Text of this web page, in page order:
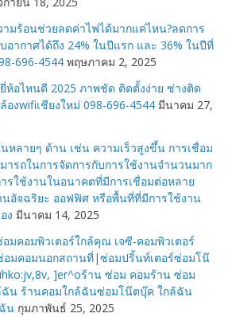
มร้อนช่วยลดค่าไฟได้มากแค่ไหน?ลดการ
อากาศได้ถึง 24% ในปีแรก และ 36% ในปีที่
696-4544 พฤษภาคม 2, 2025
ห้อไหนดี 2025 ภาพชัด ติดตั้งง่าย ช่างติด
งwifiเชียงใหม่ 098-696-4544 มีนาคม 27,
นหลายๆ ด้าน เช่น ความเร็วสูงขึ้น การเชื่อม
ารถในการจัดการกับการใช้งานจำนวนมาก
รใช้งานในอนาคตที่มีการเชื่อมต่อหลาย
อัจฉริยะ ออฟฟิศ หรือพื้นที่ที่มีการใช้งาน
ง มีนาคม 14, 2025
มคอมพิวเตอร์ใกล้คุณ เจซี-คอมพิวเตอร์
มคอมนอกสถานที่|ซ่อมปริ้นท์เตอร์ซ่อมโน๊
]er^oร้าน ซ่อม คอมร้าน ซ่อม
น ร้านคอมใกล้ฉันซ่อมโน๊ตบุ๊ค ใกล้ฉัน
น กุมภาพันธ์ 25, 2025